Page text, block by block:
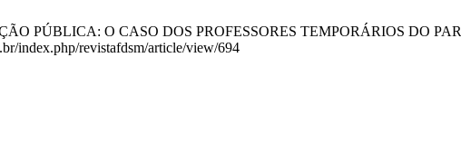
PÚBLICA: O CASO DOS PROFESSORES TEMPORÁRIOS DO
index.php/revistafdsm/article/view/694